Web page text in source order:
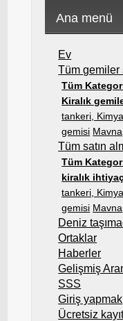
Ana menü
Ev
Tüm gemiler
Tüm
Kiralık
tankeri,
gemisi Mavna
Tüm satın
Tüm
kiralık
tankeri,
gemisi Mavna
Deniz
Ortaklar
Haberler
Gelişmiş
SSS
Giriş yapmak
Ücretsiz